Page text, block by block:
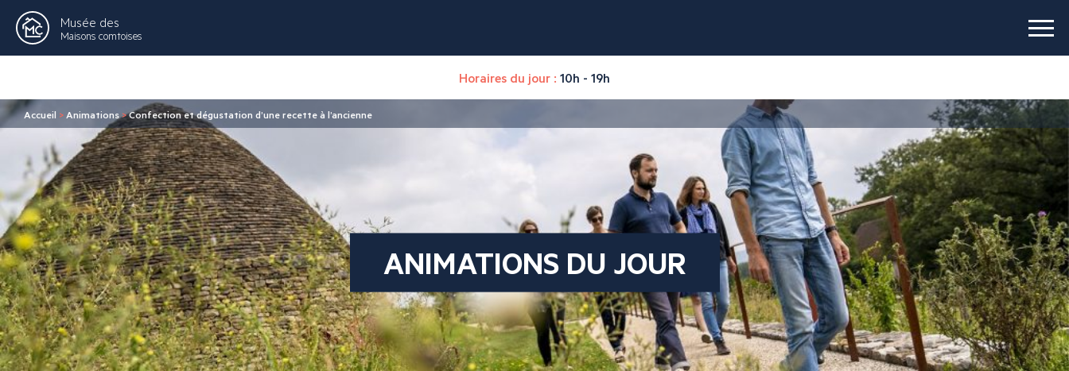
Musée des
Maisons comtoises
Horaires du jour : 10h - 19h
Accueil > Animations>Confection et dégustation d’une recette à l’ancienne
ANIMATIONS DU JOUR